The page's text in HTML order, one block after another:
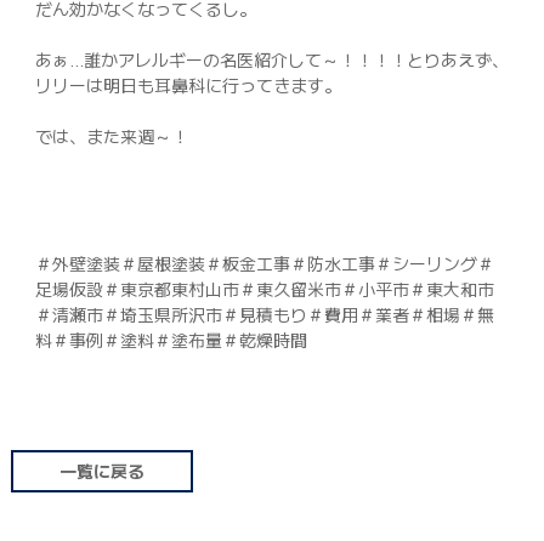
だん効かなくなってくるし。
あぁ…誰かアレルギーの名医紹介して～！！！！とりあえず、
リリーは明日も耳鼻科に行ってきます。
では、また来週～！
＃外壁塗装＃屋根塗装＃板金工事＃防水工事＃シーリング＃
足場仮設＃東京都東村山市＃東久留米市＃小平市＃東大和市
＃清瀬市＃埼玉県所沢市＃見積もり＃費用＃業者＃相場＃無
料＃事例＃塗料＃塗布量＃乾燥時間
一覧に戻る